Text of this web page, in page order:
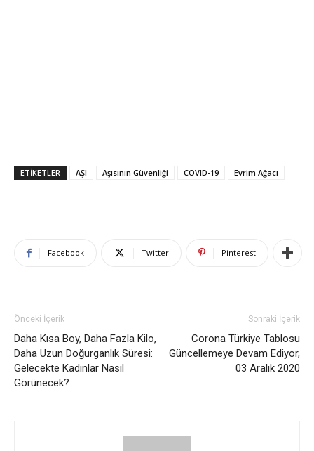
ETIKETLER AŞI Aşısının Güvenliği COVID-19 Evrim Ağacı
Facebook Twitter Pinterest
Önceki İçerik
Daha Kısa Boy, Daha Fazla Kilo,
Daha Uzun Doğurganlık Süresi:
Gelecekte Kadınlar Nasıl
Görünecek?
Sonraki İçerik
Corona Türkiye Tablosu
Güncellemeye Devam Ediyor,
03 Aralık 2020